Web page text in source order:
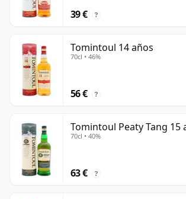
39 € ?
Tomintoul 14 años
70cl • 46%
56 € ?
Tomintoul Peaty Tang 15
70cl • 40%
63 € ?